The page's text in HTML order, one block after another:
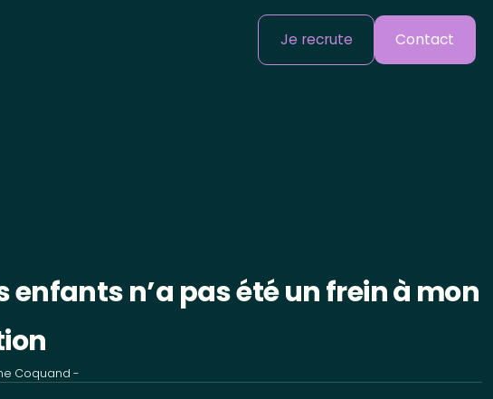
Je recrute Contact
enfants n’a pas été un frein à mon
Coquand -